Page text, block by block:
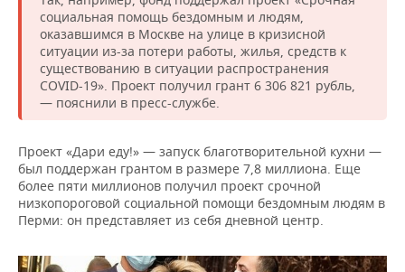
социальная помощь бездомным и людям,
оказавшимся в Москве на улице в кризисной
ситуации из-за потери работы, жилья, средств к
существованию в ситуации распространения
COVID-19». Проект получил грант 6 306 821 рубль,
— пояснили в пресс-службе.
Проект «Дари еду!» — запуск благотворительной кухни —
был поддержан грантом в размере 7,8 миллиона. Еще
более пяти миллионов получил проект срочной
низкопороговой социальной помощи бездомным людям в
Перми: он представляет из себя дневной центр.